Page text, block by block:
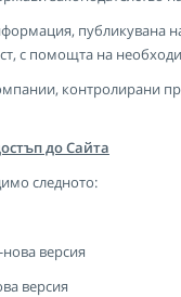
публикувана
с помощта на
контролирани
до Сайта
следното:
версия
версия